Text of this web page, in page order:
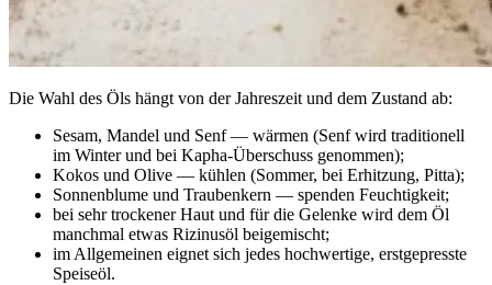
Die Wahl des Öls hängt von der Jahreszeit und dem Zustand ab:
Sesam, Mandel und Senf — wärmen (Senf wird traditionell
im Winter und bei Kapha-Überschuss genommen);
Kokos und Olive — kühlen (Sommer, bei Erhitzung, Pitta);
Sonnenblume und Traubenkern — spenden Feuchtigkeit;
bei sehr trockener Haut und für die Gelenke wird dem Öl
manchmal etwas Rizinusöl beigemischt;
im Allgemeinen eignet sich jedes hochwertige, erstgepresste
Speiseöl.